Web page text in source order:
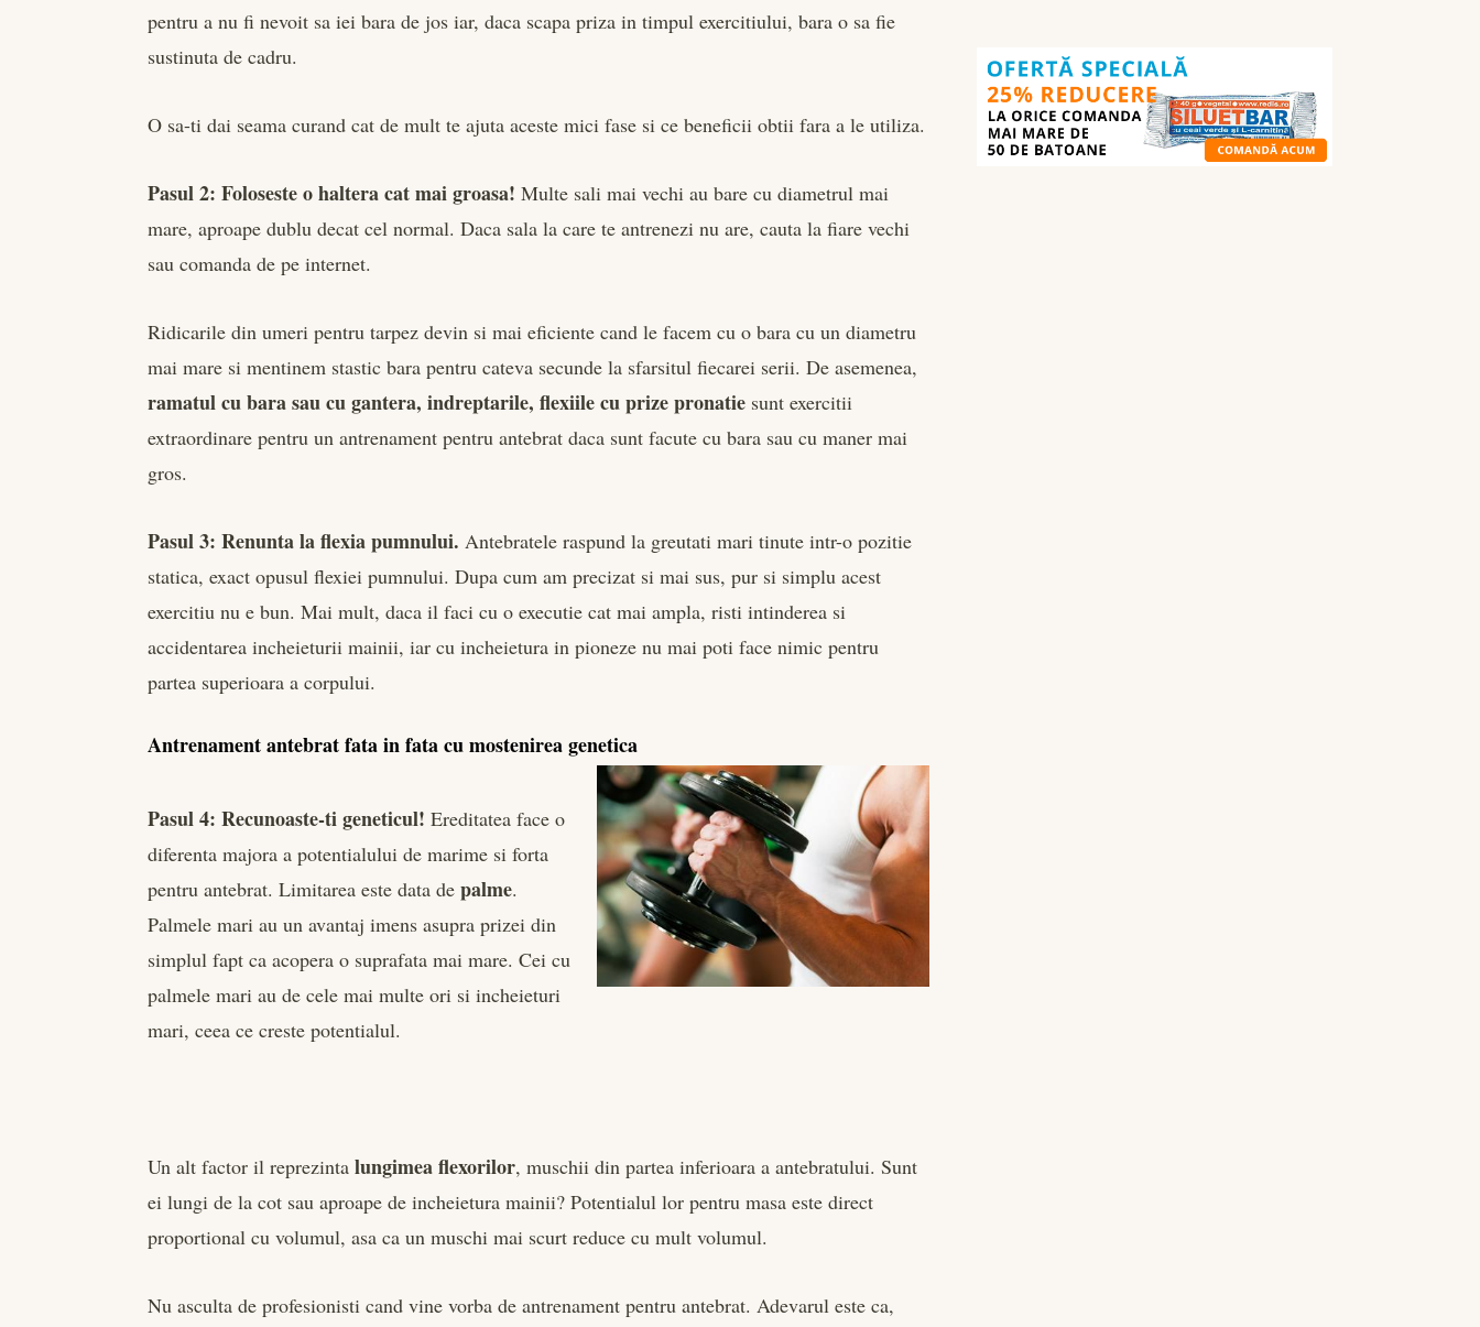
pentru a nu fi nevoit sa iei bara de jos iar, daca scapa priza in timpul exercitiului, bara o sa fie
sustinuta de cadru.
O sa-ti dai seama curand cat de mult te ajuta aceste mici fase si ce beneficii obtii fara a le utiliza.
Pasul 2: Foloseste o haltera cat mai groasa! Multe sali mai vechi au bare cu diametrul mai
mare, aproape dublu decat cel normal. Daca sala la care te antrenezi nu are, cauta la fiare vechi
sau comanda de pe internet.
Ridicarile din umeri pentru tarpez devin si mai eficiente cand le facem cu o bara cu un diametru
mai mare si mentinem stastic bara pentru cateva secunde la sfarsitul fiecarei serii. De asemenea,
ramatul cu bara sau cu gantera, indreptarile, flexiile cu prize pronatie sunt exercitii
extraordinare pentru un antrenament pentru antebrat daca sunt facute cu bara sau cu maner mai
gros.
Pasul 3: Renunta la flexia pumnului. Antebratele raspund la greutati mari tinute intr-o pozitie
statica, exact opusul flexiei pumnului. Dupa cum am precizat si mai sus, pur si simplu acest
exercitiu nu e bun. Mai mult, daca il faci cu o executie cat mai ampla, risti intinderea si
accidentarea incheieturii mainii, iar cu incheietura in pioneze nu mai poti face nimic pentru
partea superioara a corpului.
Antrenament antebrat fata in fata cu mostenirea genetica
Pasul 4: Recunoaste-ti geneticul! Ereditatea face o
diferenta majora a potentialului de marime si forta
pentru antebrat. Limitarea este data depalme.
Palmele mari au un avantaj imens asupra prizei din
simplul fapt ca acopera o suprafata mai mare. Cei cu
palmele mari au de cele mai multe ori si incheieturi
mari, ceea ce creste potentialul.
Un alt factor il reprezinta lungimea flexorilor, muschii din partea inferioara a antebratului. Sunt
ei lungi de la cot sau aproape de incheietura mainii? Potentialul lor pentru masa este direct
proportional cu volumul, asa ca un muschi mai scurt reduce cu mult volumul.
Nu asculta de profesionisti cand vine vorba de antrenament pentru antebrat. Adevarul este ca,
culturism:
ce
să
mănânci